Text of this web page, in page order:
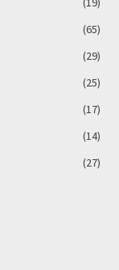
(65)
(29)
(25)
(17)
(14)
(27)